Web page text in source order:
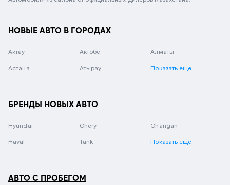
НОВЫЕ АВТО В ГОРОДАХ
Актау Актобе Алматы
Астана Атырау Показать еще
БРЕНДЫ НОВЫХ АВТО
Hyundai Chery Changan
Haval Tank Показать еще
АВТО С ПРОБЕГОМ